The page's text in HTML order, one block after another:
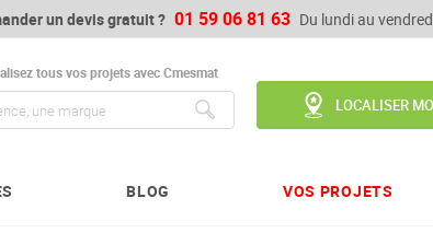
un devis gratuit ? 01 59 06 81 63 Du lundi au
tous vos projets avec Cmesmat
LOCALISER
BLOG VOS PROJETS